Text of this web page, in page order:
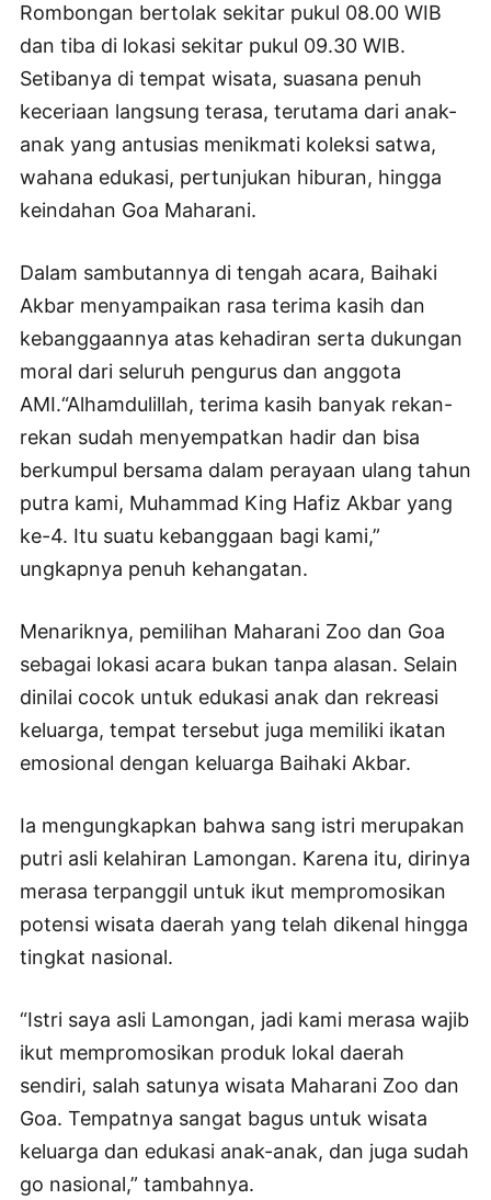
Rombongan bertolak sekitar pukul 08.00 WIB
dan tiba di lokasi sekitar pukul 09.30 WIB.
Setibanya di tempat wisata, suasana penuh
keceriaan langsung terasa, terutama dari anak-
anak yang antusias menikmati koleksi satwa,
wahana edukasi, pertunjukan hiburan, hingga
keindahan Goa Maharani.
Dalam sambutannya di tengah acara, Baihaki
Akbar menyampaikan rasa terima kasih dan
kebanggaannya atas kehadiran serta dukungan
moral dari seluruh pengurus dan anggota
AMI.“Alhamdulillah, terima kasih banyak rekan-
rekan sudah menyempatkan hadir dan bisa
berkumpul bersama dalam perayaan ulang tahun
putra kami, Muhammad King Hafiz Akbar yang
ke-4. Itu suatu kebanggaan bagi kami,”
ungkapnya penuh kehangatan.
Menariknya, pemilihan Maharani Zoo dan Goa
sebagai lokasi acara bukan tanpa alasan. Selain
dinilai cocok untuk edukasi anak dan rekreasi
keluarga, tempat tersebut juga memiliki ikatan
emosional dengan keluarga Baihaki Akbar.
Ia mengungkapkan bahwa sang istri merupakan
putri asli kelahiran Lamongan. Karena itu, dirinya
merasa terpanggil untuk ikut mempromosikan
potensi wisata daerah yang telah dikenal hingga
tingkat nasional.
“Istri saya asli Lamongan, jadi kami merasa wajib
ikut mempromosikan produk lokal daerah
sendiri, salah satunya wisata Maharani Zoo dan
Goa. Tempatnya sangat bagus untuk wisata
keluarga dan edukasi anak-anak, dan juga sudah
go nasional,” tambahnya.